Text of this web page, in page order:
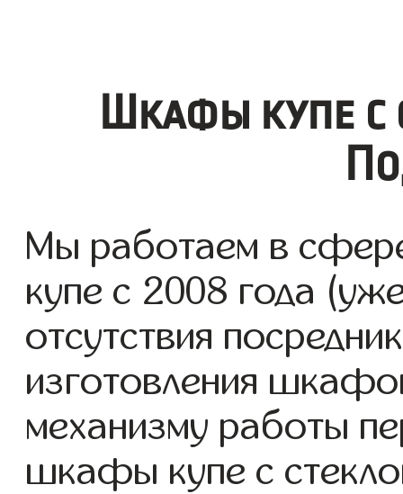
Шкафы купе с
Мы работаем в
купе с 2008 года
отсутствия
изготовления
механизму работы
шкафы купе с